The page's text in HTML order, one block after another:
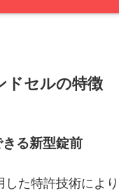
ドセルの特徴
る新型錠前
した特許技術によ